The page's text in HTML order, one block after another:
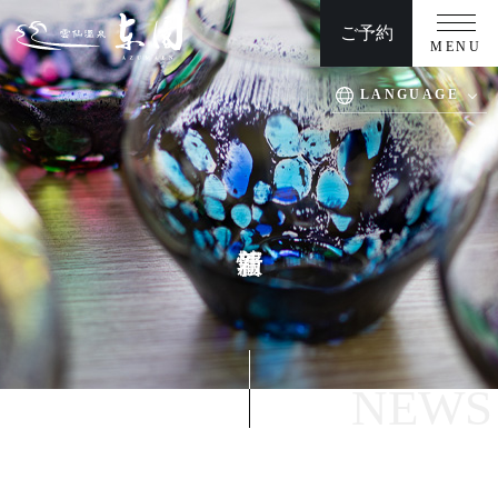
ご予約
MENU
LANGUAGE
TOP 周辺観光
客室 交通アクセス
温泉 慶事/法事
お料理 団体プラン/日帰りプラン
館内施設 ウエディング
よくある質問
NEWS